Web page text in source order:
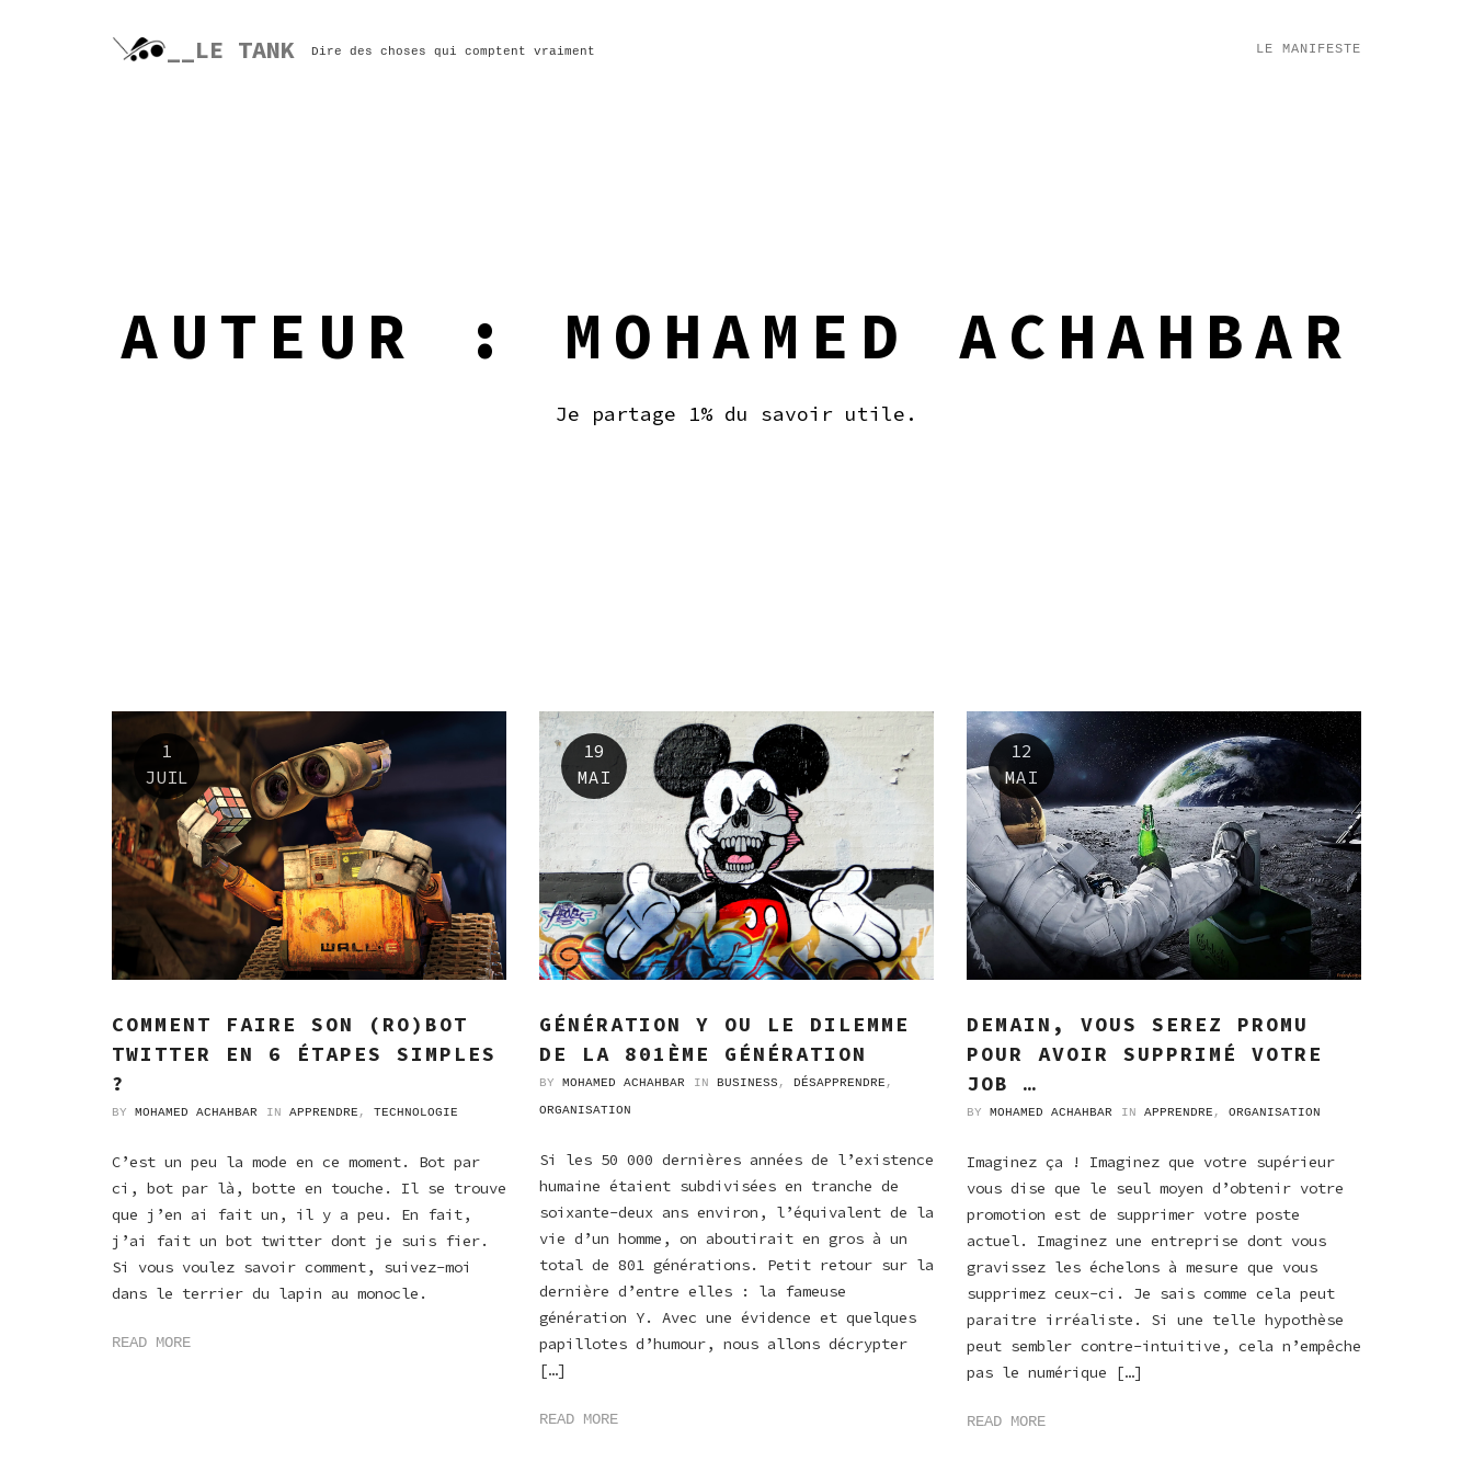
__LE TANK Dire des choses qui comptent vraiment LE MANIFESTE
AUTEUR : MOHAMED ACHAHBAR
Je partage 1% du savoir utile.
1
JUIL
COMMENT FAIRE SON (RO)BOT
TWITTER EN 6 ÉTAPES SIMPLES
?
BY MOHAMED ACHAHBAR IN APPRENDRE , TECHNOLOGIE
C’est un peu la mode en ce moment. Bot par
ci, bot par là, botte en touche. Il se trouve
que j’en ai fait un, il y a peu. En fait,
j’ai fait un bot twitter dont je suis fier.
Si vous voulez savoir comment, suivez-moi
dans le terrier du lapin au monocle.
READ MORE
19
MAI
GÉNÉRATION Y OU LE DILEMME
DE LA 801ÈME GÉNÉRATION
BY MOHAMED ACHAHBAR IN BUSINESS , DÉSAPPRENDRE ,
ORGANISATION
Si les 50 000 dernières années de l’existence
humaine étaient subdivisées en tranche de
soixante-deux ans environ, l’équivalent de la
vie d’un homme, on aboutirait en gros à un
total de 801 générations. Petit retour sur la
dernière d’entre elles : la fameuse
génération Y. Avec une évidence et quelques
papillotes d’humour, nous allons décrypter
[…]
READ MORE
12
MAI
DEMAIN, VOUS SEREZ PROMU
POUR AVOIR SUPPRIMÉ VOTRE
JOB …
BY MOHAMED ACHAHBAR IN APPRENDRE , ORGANISATION
Imaginez ça ! Imaginez que votre supérieur
vous dise que le seul moyen d’obtenir votre
promotion est de supprimer votre poste
actuel. Imaginez une entreprise dont vous
gravissez les échelons à mesure que vous
supprimez ceux-ci. Je sais comme cela peut
paraitre irréaliste. Si une telle hypothèse
peut sembler contre-intuitive, cela n’empêche
pas le numérique […]
READ MORE